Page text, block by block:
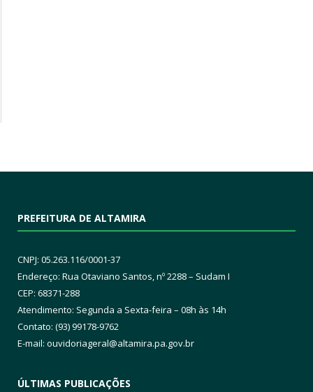
PREFEITURA DE ALTAMIRA
CNPJ: 05.263.116/0001-37
Endereço: Rua Otaviano Santos, nº 2288 – Sudam I
CEP: 68371-288
Atendimento: Segunda a Sexta-feira – 08h às 14h
Contato: (93) 99178-9762
E-mail: ouvidoriageral@altamira.pa.gov.br
ÚLTIMAS PUBLICAÇÕES